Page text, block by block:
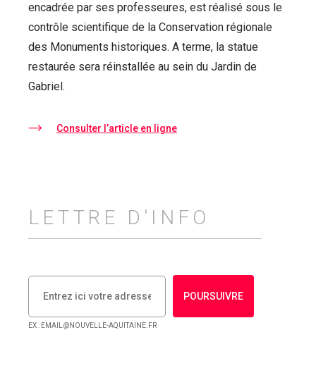
encadrée par ses professeures, est réalisé sous le
contrôle scientifique de la Conservation régionale
des Monuments historiques. A terme, la statue
restaurée sera réinstallée au sein du Jardin de
Gabriel.
Consulter l’article en ligne
LETTRE D'INFO
POURSUIVRE
EX : EMAIL@NOUVELLE-AQUITAINE.FR